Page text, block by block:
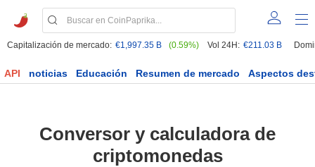
Capitalización de mercado: €1,997.35 B (0.59%) Vol 24H: €211.03 B
API noticias Educación Resumen de mercado Aspectos
Conversor y calculadora de
criptomonedas